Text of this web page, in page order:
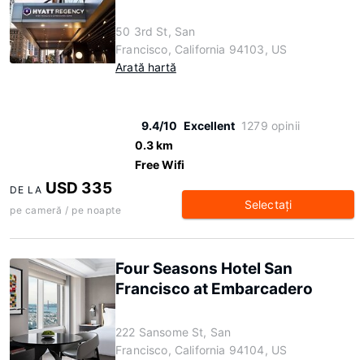
50 3rd St, San
Francisco, California 94103, US
Arată hartă
9.4/10 Excellent 1279 opinii
0.3 km
Free Wifi
DE LA USD 335
pe cameră / pe noapte Selectaţi
Four Seasons Hotel San
Francisco at Embarcadero
222 Sansome St, San
Francisco, California 94104, US